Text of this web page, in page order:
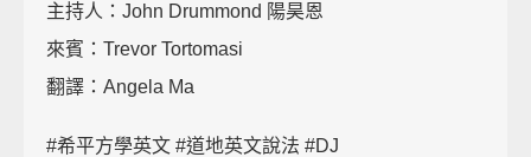
主持人：John Drummond 陽昊恩
來賓：Trevor Tortomasi
翻譯：Angela Ma
#希平方學英文 #道地英文說法 #DJ